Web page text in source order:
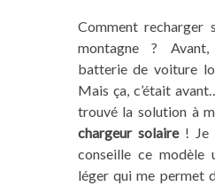
Comment recharger
montagne ? Avant,
batterie de voiture
Mais ça, c’était
trouvé la solution à
chargeur solaire! Je
conseille ce modèle
léger qui me permet